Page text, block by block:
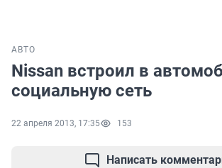
АВТО
Nissan встроил в
социальную сеть
22 апреля 2013, 17:35 153
Написать